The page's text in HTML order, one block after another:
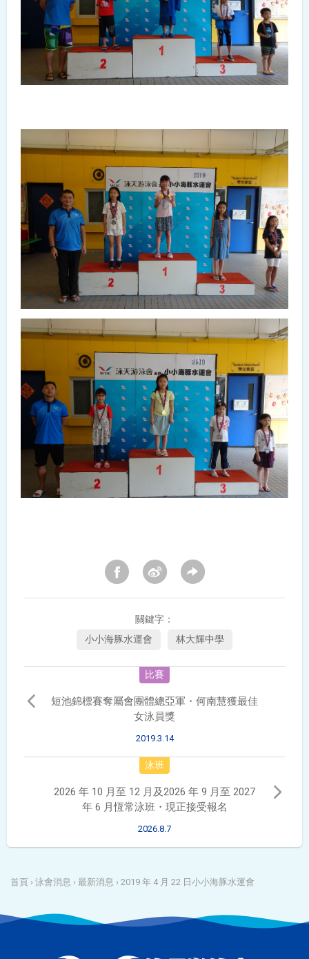
關鍵字：
小小海豚水運會
林大輝中學
比賽
短池錦標賽奪屬會團體總亞軍・何南慧獲最佳
女泳員獎
2019.3.14
泳班
2026 年 10 月至 12 月及2026 年 9 月至 2027
年 6 月恆常泳班・現正接受報名
2026.8.7
首頁 › 泳會消息 › 最新消息 › 2019 年 4 月 22 日小小海豚水運會